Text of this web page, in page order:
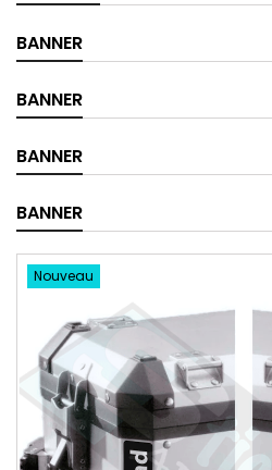
BANNER
BANNER
BANNER
BANNER
Nouveau